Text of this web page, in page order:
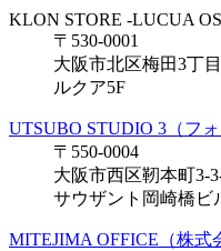
KLON STORE -LUCUA
〒530-0001
大阪市北区梅田3丁
ルクア5F
UTSUBO STUDIO 3（フォ
〒550-0004
大阪市西区靭本町3-
サウザント岡崎橋ビ
MITEJIMA OFFICE（株式